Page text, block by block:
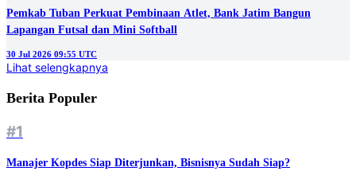
Pemkab Tuban Perkuat Pembinaan Atlet, Bank Jatim Bangun
Lapangan Futsal dan Mini Softball
30 Jul 2026 09:55 UTC
Lihat selengkapnya
Berita Populer
#1
Manajer Kopdes Siap Diterjunkan, Bisnisnya Sudah Siap?